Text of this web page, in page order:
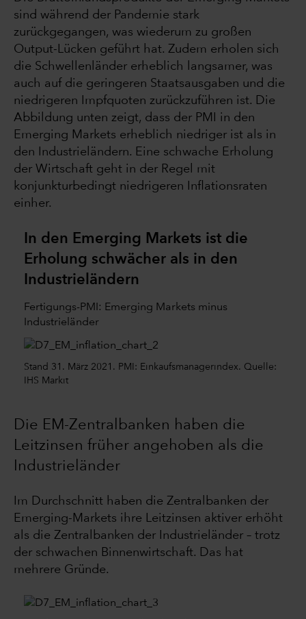
sind während der Pandemie stark
zurückgegangen, was wiederum zu großen
Output-Lücken geführt hat. Zudem erholen sich
die Schwellenländer erheblich langsamer, was
auch auf die geringeren Staatsausgaben und die
niedrigeren Impfquoten zurückzuführen ist. Die
Abbildung unten zeigt, dass der PMI in den
Emerging Markets erheblich niedriger ist als in
den Industrieländern. Eine schwache Erholung
der Wirtschaft geht in der Regel mit
konjunkturbedingt niedrigeren Inflationsraten
einher.
In den Emerging Markets ist die
Erholung schwächer als in den
Industrieländern
Fertigungs-PMI: Emerging Markets minus
Industrieländer
Stand 31. März 2021. PMI: Einkaufsmanagerindex. Quelle:
IHS Markit
Die EM-Zentralbanken haben die
Leitzinsen früher angehoben als die
Industrieländer
Im Durchschnitt haben die Zentralbanken der
Emerging-Markets ihre Leitzinsen aktiver erhöht
als die Zentralbanken der Industrieländer – trotz
der schwachen Binnenwirtschaft. Das hat
mehrere Gründe.